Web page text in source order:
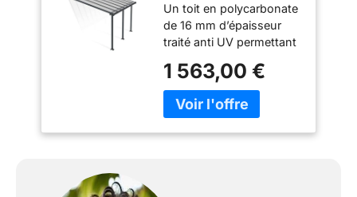
Aluminium Et
Polycarbonate,
Moderne &
Élégante, pour
Couvrir Une
Terrasse Toute
L’année (Gris)
Un toit en polycarbonate
de 16 mm d’épaisseur
traité anti UV permettant
lumineuse de 61%
Constituée de solides
poteaux de 8cm x 8cm
1 563,00 €